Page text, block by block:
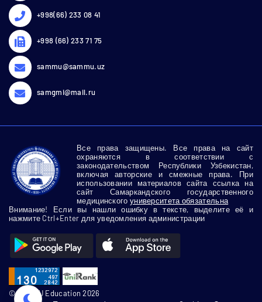
+998(66) 233 08 41
+998 (66) 233 71 75
sammu@sammu.uz
samgmi@mail.ru
Все права защищены. Все права на сайт
охраняются в соответствии с
законодательством Республики Узбекистан,
включая авторские и смежные права. При
использовании материалов сайта ссылка на
сайт Самаркандского государственного
медицинского университета обязательна
Внимание! Если вы нашли ошибку в тексте, выделите её и
нажмите Ctrl+Enter для уведомления администрации
© SamMU Education 2026